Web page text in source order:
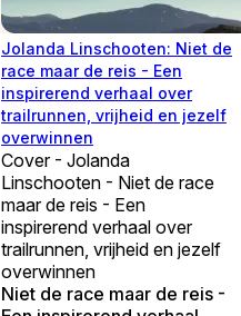
Jolanda Linschooten: Niet de
race maar de reis - Een
inspirerend verhaal over
trailrunnen, vrijheid en jezelf
overwinnen
Cover - Jolanda
Linschooten - Niet de race
maar de reis - Een
inspirerend verhaal over
trailrunnen, vrijheid en jezelf
overwinnen
Niet de race maar de reis -